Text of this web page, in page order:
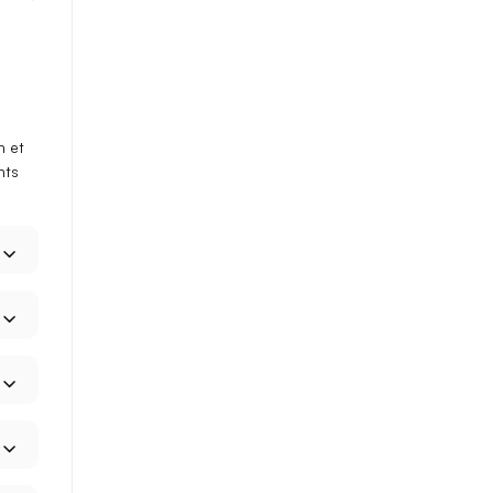
et